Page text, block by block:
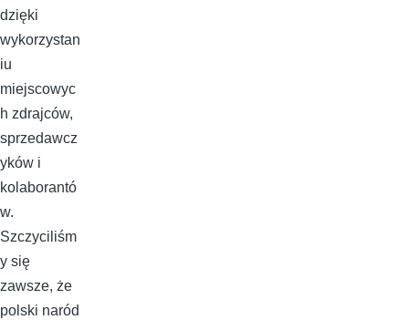
dzięki
wykorzystan
iu
miejscowyc
h zdrajców,
sprzedawcz
yków i
kolaborantó
w.
Szczyciliśm
y się
zawsze, że
polski naród